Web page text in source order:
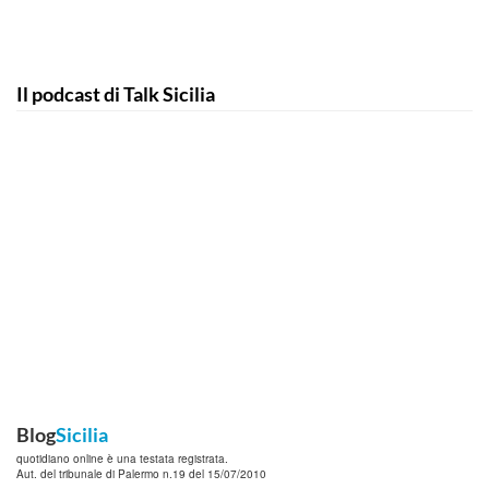
Il podcast di Talk Sicilia
BlogSicilia
quotidiano online è una testata registrata.
Aut. del tribunale di Palermo n.19 del 15/07/2010